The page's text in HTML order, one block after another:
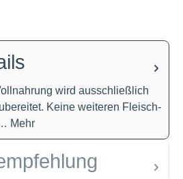
wird ausschließlich
Keine weiteren Fleisch-
Mehr